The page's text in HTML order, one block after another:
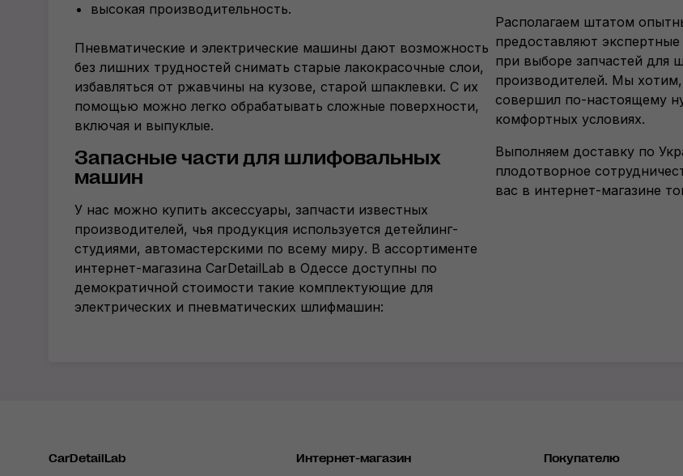
высокая производительность.
Пневматические и электрические машины дают возможность
без лишних трудностей снимать старые лакокрасочные слои,
избавляться от ржавчины на кузове, старой шпаклевки. С их
помощью можно легко обрабатывать сложные поверхности,
включая и выпуклые.
Запасные части для шлифовальных
машин
У нас можно купить аксессуары, запчасти известных
производителей, чья продукция используется детейлинг-
студиями, автомастерскими по всему миру. В ассортименте
интернет-магазина CarDetailLab в Одессе доступны по
демократичной стоимости такие комплектующие для
электрических и пневматических шлифмашин:
Располагаем штатом
предоставляют
при выборе запчастей для
производителей. Мы
совершил по-настоящему
комфортных условиях.
Выполняем доставку по
плодотворное
вас в интернет-магазине
CarDetailLab Интернет-магазин Покупателю